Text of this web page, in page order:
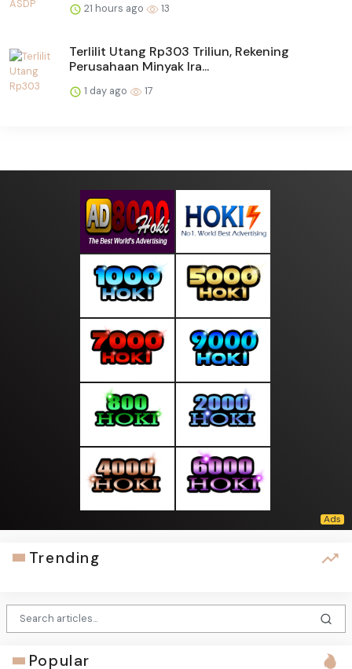
21 hours ago 13
Terlilit Utang Rp303 Triliun, Rekening
Perusahaan Minyak Ira...
1 day ago 17
Trending
Popular